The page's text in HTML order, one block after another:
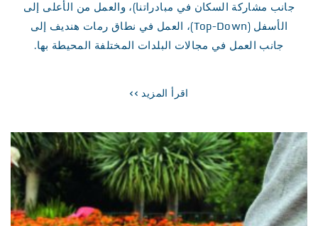
جانب مشاركة السكان في مبادراتنا)، والعمل من الأعلى إلى
الأسفل (Top-Down)، العمل في نطاق رمات هنديف إلى
جانب العمل في مجالات البلدات المختلفة المحيطة بها.
اقرأ المزيد >>